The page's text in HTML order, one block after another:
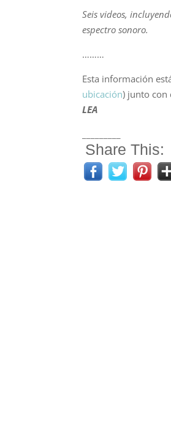
Seis videos,
espectro sonoro.
………
Esta información
ubicación) junto con
LEA
Share This: